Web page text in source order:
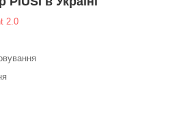
2.0